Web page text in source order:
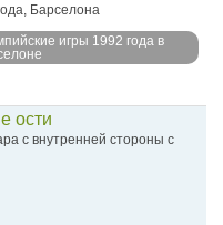
Барселона
игры 1992 года в
ости
с внутренней стороны с